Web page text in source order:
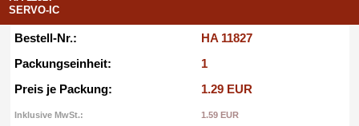
SERVO-IC
Bestell-Nr.:
HA 11827
Packungseinheit:
1
Preis je Packung:
1.29 EUR
Inklusive MwSt.: 1.59 EUR